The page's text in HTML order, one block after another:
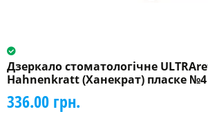
Дзеркало стоматологічне
Hahnenkratt (Ханекрат) пласке №4
336.00 грн.